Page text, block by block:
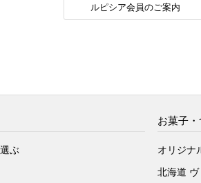
ルピシア会員のご案内
ぶ
お菓子
オリジナ
北海道